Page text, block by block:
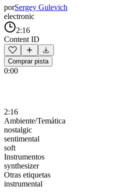
porSergey Gulevich
electronic
2:16
Content ID
Comprar pista
0:00
2:16
Ambiente/Temática
nostalgic
sentimental
soft
Instrumentos
synthesizer
Otras etiquetas
instrumental